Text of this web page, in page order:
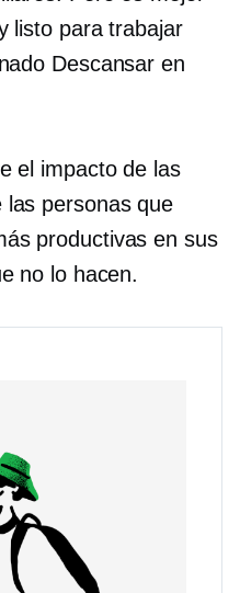
listo para trabajar
Descansar en
el impacto de las
las personas que
productivas en sus
no lo hacen.